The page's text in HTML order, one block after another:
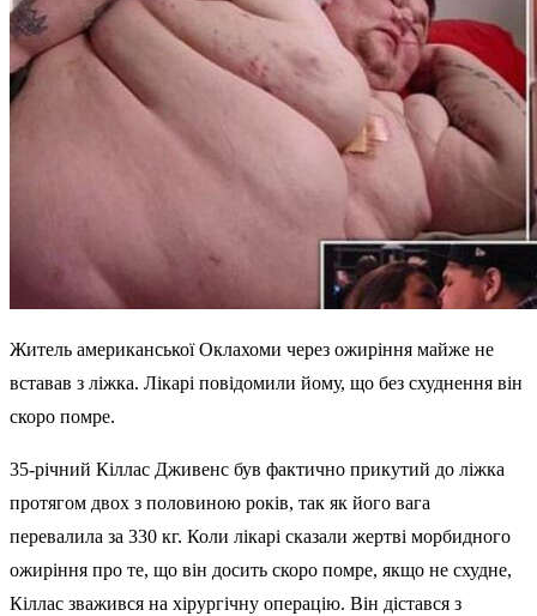
Житель американської Оклахоми через ожиріння майже не
вставав з ліжка. Лікарі повідомили йому, що без схуднення він
скоро помре.
35-річний Кіллас Дживенс був фактично прикутий до ліжка
протягом двох з половиною років, так як його вага
перевалила за 330 кг. Коли лікарі сказали жертві морбидного
ожиріння про те, що він досить скоро помре, якщо не схудне,
Кіллас зважився на хірургічну операцію. Він дістався з